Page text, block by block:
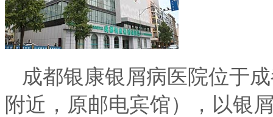
成都银康银屑病医院位于
附近，原邮电宾馆），以银